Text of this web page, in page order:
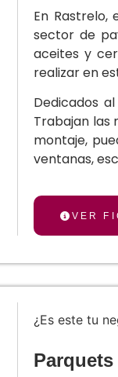
En
sector de
aceites y
realizar en
Dedicados
Trabajan las
montaje,
ventanas,
VER
¿Es este tu
Parquets